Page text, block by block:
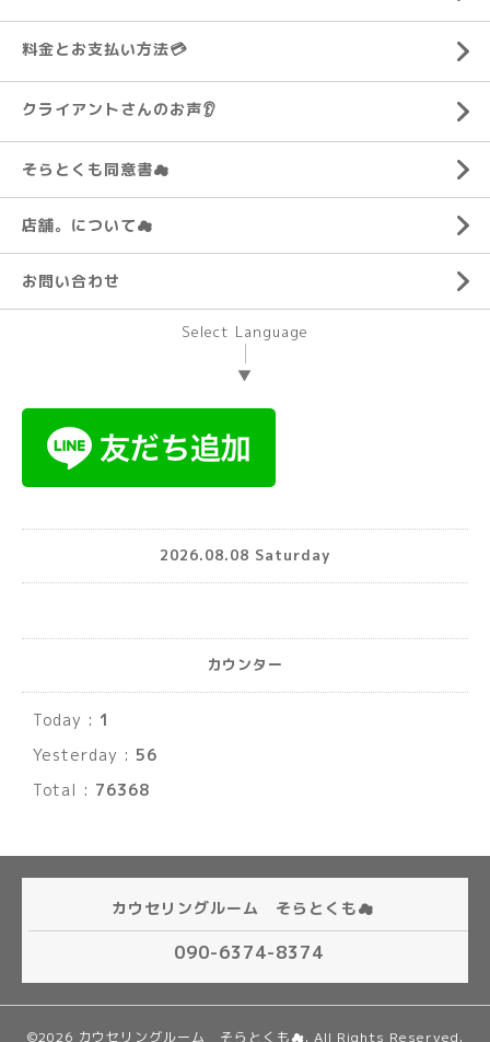
料金とお支払い方法💳
クライアントさんのお声👂️
そらとくも同意書☁
店舗。について☁
お問い合わせ
Select Language
▼
2026.08.08 Saturday
カウンター
Today : 1
Yesterday : 56
Total : 76368
カウセリングルーム そらとくも☁
090-6374-8374
©2026 カウセリングルーム そらとくも☁. All Rights Reserved.